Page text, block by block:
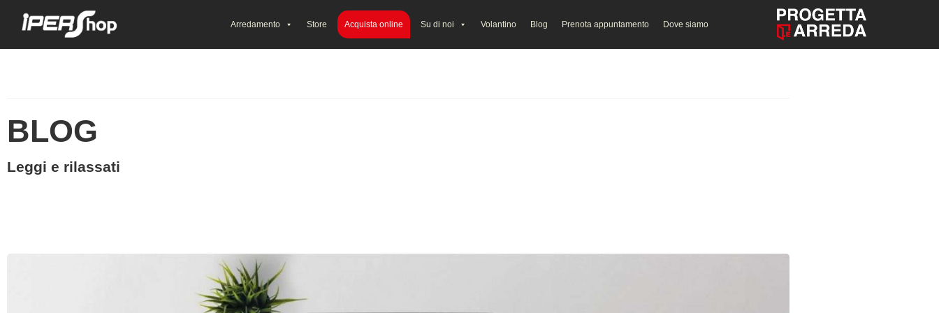
Arredamento Store Acquista online Su di noi Volantino Blog Prenota appuntamento Dove siamo
BLOG
Leggi e rilassati